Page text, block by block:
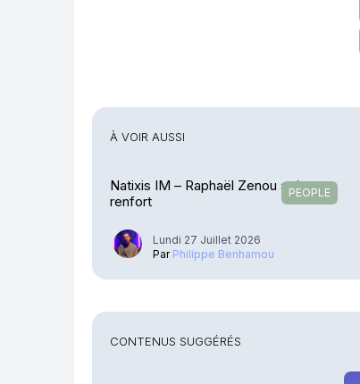
À VOIR AUSSI
PEOPLE
Natixis IM – Raphaël Zenou arrive en
renfort
Lundi 27 Juillet 2026
Par Philippe Benhamou
CONTENUS SUGGÉRÉS